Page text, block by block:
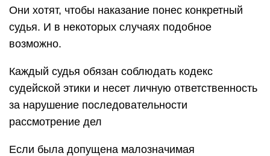
Они хотят, чтобы наказание понес конкретный
судья. И в некоторых случаях подобное
возможно.
Каждый судья обязан соблюдать кодекс
судейской этики и несет личную ответственность
за нарушение последовательности
рассмотрение дел
Если была допущена малозначимая